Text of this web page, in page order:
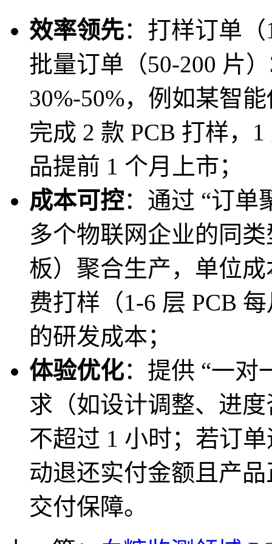
效率领先：打样订单
批量订单（50-200 片
30%-50%，例如某智
完成 2 款 PCB 打样，
品提前 1 个月上市；
成本可控：通过 “订单
多个物联网企业的同
板）聚合生产，单位
费打样（1-6 层 PCB
的研发成本；
体验优化：提供 “一对
求（如设计调整、进
不超过 1 小时；若订
动退还实付金额且产
交付保障。